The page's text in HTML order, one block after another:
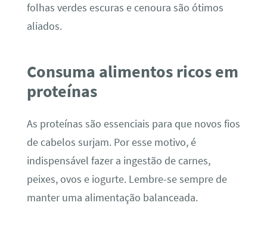
folhas verdes escuras e cenoura são ótimos
aliados.
Consuma alimentos ricos em
proteínas
As proteínas são essenciais para que novos fios
de cabelos surjam. Por esse motivo, é
indispensável fazer a ingestão de carnes,
peixes, ovos e iogurte. Lembre-se sempre de
manter uma alimentação balanceada.